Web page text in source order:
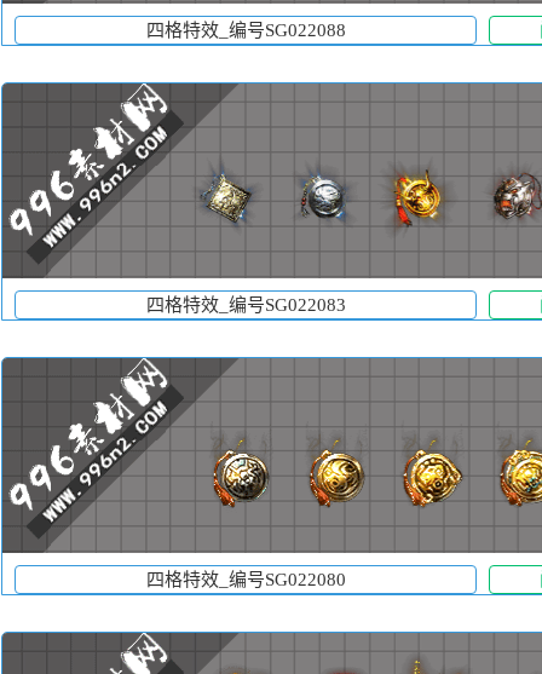
四格特效_编号SG022088
四格特效_编号SG022083
四格特效_编号SG022080